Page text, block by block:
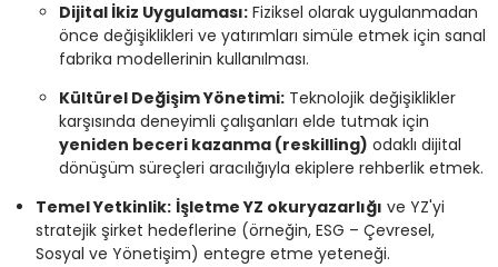
Dijital İkiz Uygulaması:Fiziksel olarak uygulanmadan
önce değişiklikleri ve yatırımları simüle etmek için sanal
fabrika modellerinin kullanılması.
Kültürel Değişim Yönetimi:Teknolojik değişiklikler
karşısında deneyimli çalışanları elde tutmak için
yeniden beceri kazanma (reskilling) odaklı dijital
dönüşüm süreçleri aracılığıyla ekiplere rehberlik etmek.
Temel Yetkinlik: İşletme YZ okuryazarlığı ve YZ'yi
stratejik şirket hedeflerine (örneğin, ESG – Çevresel,
Sosyal ve Yönetişim) entegre etme yeteneği.